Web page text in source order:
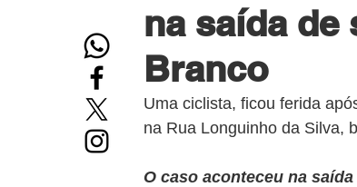
na saída de
Branco
Uma ciclista, ficou ferida
na Rua Longuinho da Silva,
O caso aconteceu na